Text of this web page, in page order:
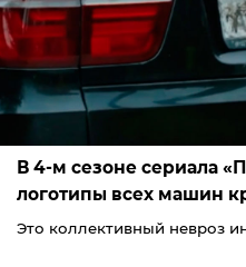
В 4-м сезоне сериала
логотипы всех машин
Это коллективный невроз